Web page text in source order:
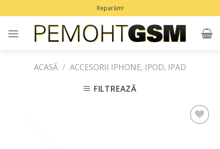
la
conținut
Reparăm!
ACASĂ / ACCESORII IPHONE, IPOD, IPAD
FILTREAZĂ